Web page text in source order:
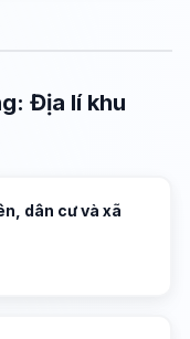
Địa lí khu
dân cư và xã